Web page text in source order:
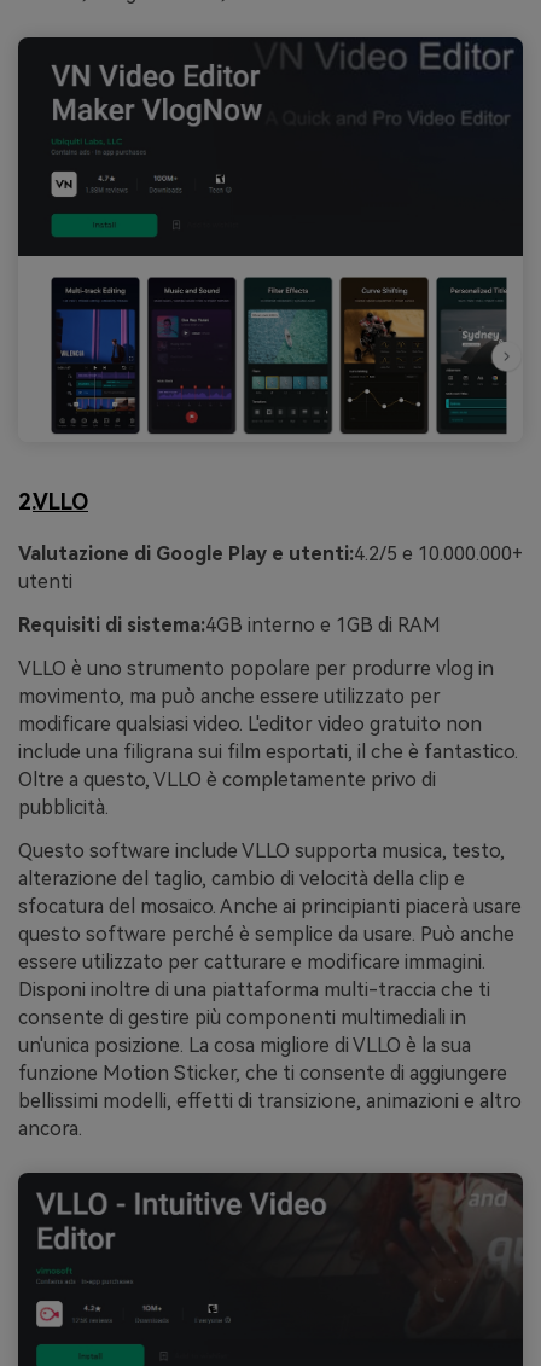
2.VLLO
Valutazione di Google Play e utenti:4.2/5 e 10.000.000+
utenti
Requisiti di sistema:4GB interno e 1GB di RAM
VLLO è uno strumento popolare per produrre vlog in
movimento, ma può anche essere utilizzato per
modificare qualsiasi video. L'editor video gratuito non
include una filigrana sui film esportati, il che è fantastico.
Oltre a questo, VLLO è completamente privo di
pubblicità.
Questo software include VLLO supporta musica, testo,
alterazione del taglio, cambio di velocità della clip e
sfocatura del mosaico. Anche ai principianti piacerà usare
questo software perché è semplice da usare. Può anche
essere utilizzato per catturare e modificare immagini.
Disponi inoltre di una piattaforma multi-traccia che ti
consente di gestire più componenti multimediali in
un'unica posizione. La cosa migliore di VLLO è la sua
funzione Motion Sticker, che ti consente di aggiungere
bellissimi modelli, effetti di transizione, animazioni e altro
ancora.